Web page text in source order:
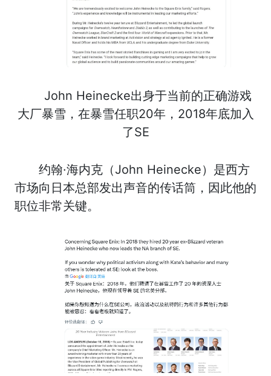
John Heinecke出身于当前的正确游戏
大厂暴雪，在暴雪任职20年，2018年底加入
了SE
约翰·海内克（John Heinecke）是西方
市场向日本总部发出声音的传话筒，因此他的
职位非常关键。